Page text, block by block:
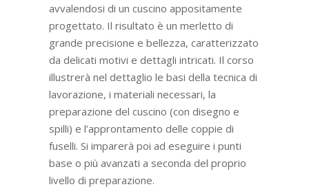
avvalendosi di un cuscino appositamente
progettato. Il risultato è un merletto di
grande precisione e bellezza, caratterizzato
da delicati motivi e dettagli intricati. Il corso
illustrerà nel dettaglio le basi della tecnica di
lavorazione, i materiali necessari, la
preparazione del cuscino (con disegno e
spilli) e l’approntamento delle coppie di
fuselli. Si imparerà poi ad eseguire i punti
base o più avanzati a seconda del proprio
livello di preparazione.